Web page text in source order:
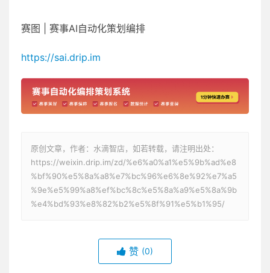
赛图 | 赛事AI自动化策划编排
https://sai.drip.im
原创文章，作者：水滴智店，如若转载，请注明出处：
https://weixin.drip.im/zd/%e6%a0%a1%e5%9b%ad%e8
%bf%90%e5%8a%a8%e7%bc%96%e6%8e%92%e7%a5
%9e%e5%99%a8%ef%bc%8c%e5%8a%a9%e5%8a%9b
%e4%bd%93%e8%82%b2%e5%8f%91%e5%b1%95/
赞 (0)